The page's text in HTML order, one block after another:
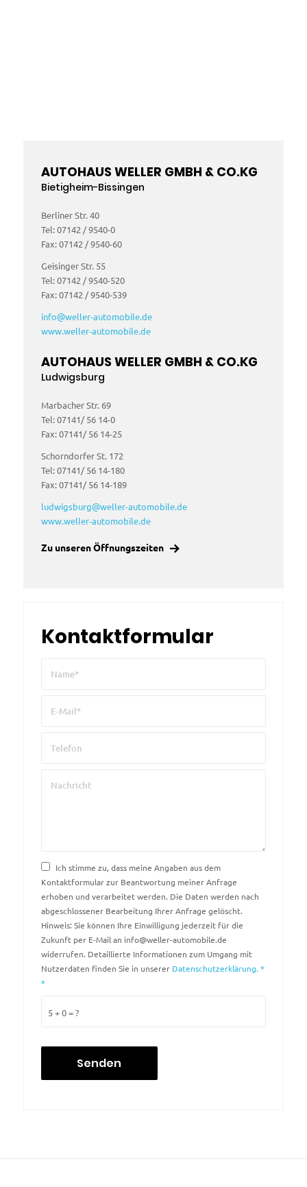
Kontaktformular
Ich stimme zu, dass meine Angaben aus dem
Kontaktformular zur Beantwortung meiner Anfrage
erhoben und verarbeitet werden. Die Daten werden nach
abgeschlossener Bearbeitung Ihrer Anfrage gelöscht.
Hinweis: Sie können Ihre Einwilligung jederzeit für die
Zukunft per E-Mail an info@weller-automobile.de
widerrufen. Detaillierte Informationen zum Umgang mit
Nutzerdaten finden Sie in unserer Datenschutzerklärung. *
*
5 + 0 = ?
AUTOHAUS WELLER GMBH &CO.KG
Bietigheim-Bissingen
Berliner Str. 40
Tel: 07142 / 9540-0
Fax: 07142 / 9540-60
Geisinger Str. 55
Tel: 07142 / 9540-520
Fax: 07142 / 9540-539
info@weller-automobile.de
www.weller-automobile.de
AUTOHAUS WELLER GMBH &CO.KG
Ludwigsburg
Marbacher Str. 69
Tel: 07141/ 56 14-0
Fax: 07141/ 56 14-25
Schorndorfer St. 172
Tel: 07141/ 56 14-180
Fax: 07141/ 56 14-189
ludwigsburg@weller-automobile.de
www.weller-automobile.de
Zu unseren Öffnungszeiten